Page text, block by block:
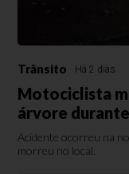
Trânsito Há 2 dias
Motociclista
árvore
Acidente ocorreu na
morreu no local.